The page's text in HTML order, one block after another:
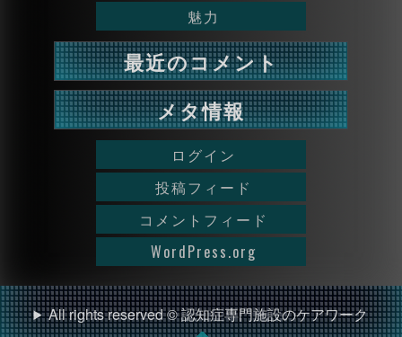
魅力
最近のコメント
メタ情報
ログイン
投稿フィード
コメントフィード
WordPress.org
All rights reserved © 認知症専門施設のケアワーク